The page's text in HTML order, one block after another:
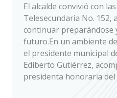
El alcalde convivió con
Telesecundaria No. 152,
continuar preparándose
futuro.En un ambiente
el presidente municipal
Ediberto Gutiérrez,
presidenta honoraria del